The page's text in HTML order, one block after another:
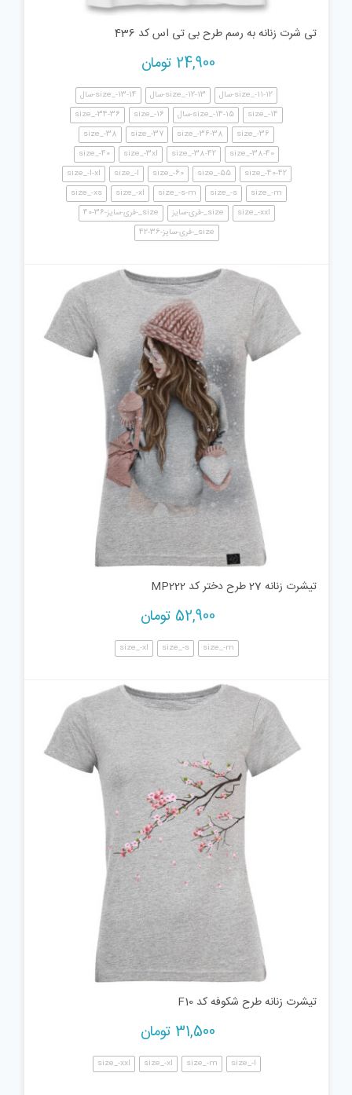
تی شرت زنانه به رسم طرح بی تی اس کد 436
24,900 تومان
size_-11-12-سال size_-12-13-سال
size_-13-14-سال
size_-14
size_-14-15-سال size_-16
size_-34-36
size_-36
size_-36-38
size_-37
size_-38
size_-38-40
size_-38-42
size_-3xl
size_-40
size_-40-42
size_-55
size_-60
size_-l
size_-l-xl
size_-m
size_-s
size_-s-m
size_-xl
size_-xs
size_-xxl
size_-فری-سایز
size_-فری-سایز-36-40
size_-فری-سایز-36-42
تیشرت زنانه 27 طرح دختر کد MP222
52,900 تومان
size_-m
size_-s
size_-xl
تیشرت زنانه طرح شکوفه کد F10
31,500 تومان
size_-l
size_-m
size_-xl
size_-xxl